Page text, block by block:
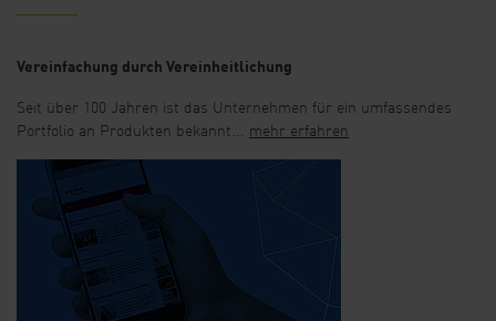
Vereinfachung durch Vereinheitlichung
Seit über 100 Jahren ist das Unternehmen für ein umfassendes
Portfolio an Produkten bekannt... mehr erfahren